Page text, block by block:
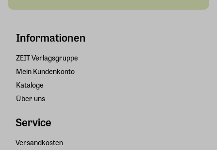
Informationen
ZEIT Verlagsgruppe
Mein Kundenkonto
Kataloge
Über uns
Service
Versandkosten